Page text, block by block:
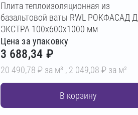
Плита теплоизоляционная из
базальтовой ваты RWL РОКФАСАД Д
ЭКСТРА 100х600х1000 мм
Цена за упаковку
3 688,34 ₽
20 490,78 ₽ за м³ , 2 049,08 ₽ за м²
В корзину